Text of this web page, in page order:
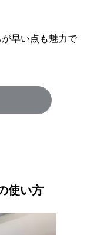
早い点も魅力で
使い方